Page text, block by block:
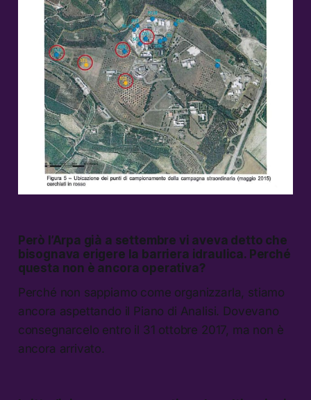
Però l’Arpa già a settembre vi aveva detto che
bisognava erigere la barriera idraulica. Perché
questa non è ancora operativa?
Perché non sappiamo come organizzarla, stiamo
ancora aspettando il Piano di Analisi. Dovevano
consegnarcelo entro il 31 ottobre 2017, ma non è
ancora arrivato.